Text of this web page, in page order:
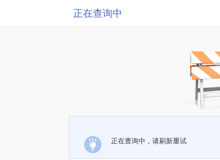
正在查询中
正在查询中，请刷新重试